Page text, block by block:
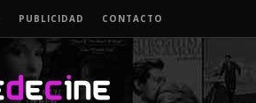
PUBLICIDAD CONTACTO